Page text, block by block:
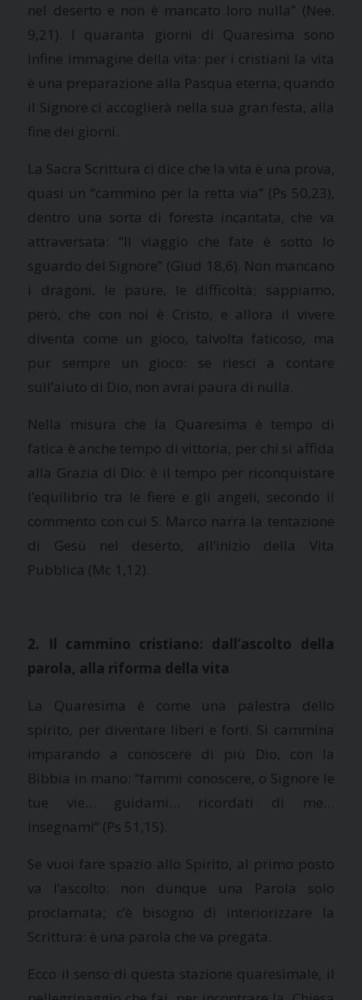
nel deserto e non è mancato loro nulla” (Nee.
9,21). I quaranta giorni di Quaresima sono
infine immagine della vita: per i cristiani la vita
è una preparazione alla Pasqua eterna, quando
il Signore ci accoglierà nella sua gran festa, alla
fine dei giorni.
La Sacra Scrittura ci dice che la vita è una prova,
quasi un “cammino per la retta via” (Ps 50,23),
dentro una sorta di foresta incantata, che va
attraversata: “Il viaggio che fate è sotto lo
sguardo del Signore” (Giud 18,6). Non mancano
i dragoni, le paure, le difficoltà; sappiamo,
però, che con noi è Cristo, e allora il vivere
diventa come un gioco, talvolta faticoso, ma
pur sempre un gioco: se riesci a contare
sull’aiuto di Dio, non avrai paura di nulla.
Nella misura che la Quaresima è tempo di
fatica è anche tempo di vittoria, per chi si affida
alla Grazia di Dio: è il tempo per riconquistare
l’equilibrio tra le fiere e gli angeli, secondo il
commento con cui S. Marco narra la tentazione
di Gesù nel deserto, all’inizio della Vita
Pubblica (Mc 1,12).
2. Il cammino cristiano: dall’ascolto della
parola, alla riforma della vita
La Quaresima è come una palestra dello
spirito, per diventare liberi e forti. Si cammina
imparando a conoscere di più Dio, con
la
Bibbia in mano: “fammi conoscere, o Signore le
tue vie… guidami… ricordati di me…
insegnami” (Ps 51,15).
Se vuoi fare spazio allo Spirito, al primo posto
va l’ascolto: non dunque una Parola solo
proclamata; c’è bisogno di interiorizzare
la
Scrittura: è una parola che va pregata.
Ecco il senso di questa stazione quaresimale, il